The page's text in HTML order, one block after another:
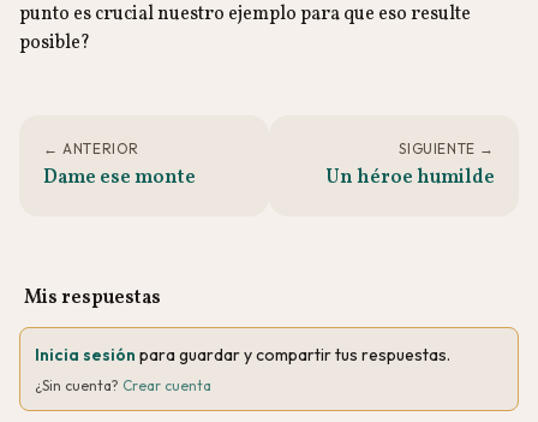
punto es crucial nuestro ejemplo para que eso resulte
posible?
← ANTERIOR
Dame ese monte
SIGUIENTE →
Un héroe humilde
Mis respuestas
Inicia sesión para guardar y compartir tus respuestas.
¿Sin cuenta? Crear cuenta